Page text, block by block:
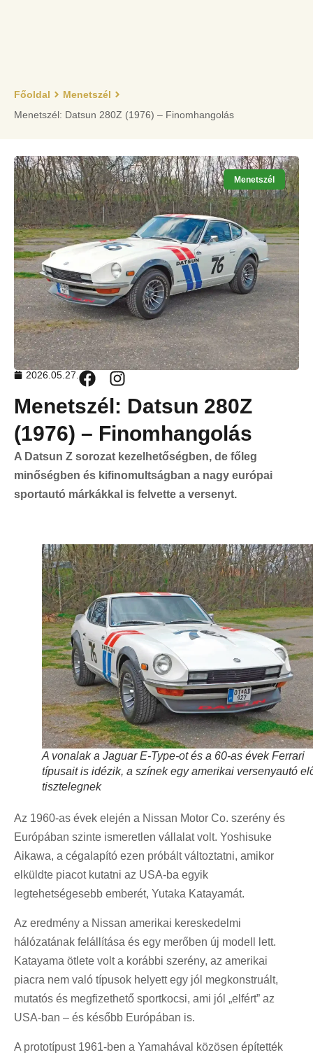
Főoldal
Menetszél
Menetszél: Datsun 280Z (1976) – Finomhangolás
Menetszél
2026.05.27.
Menetszél: Datsun 280Z
(1976) – Finomhangolás
A Datsun Z sorozat kezelhetőségben, de főleg
minőségben és kifinomultságban a nagy európai
sportautó márkákkal is felvette a versenyt.
A vonalak a Jaguar E-Type-ot és a 60-as évek Ferrari
típusait is idézik, a színek egy amerikai versenyautó
tisztelegnek
Az 1960-as évek elején a Nissan Motor Co. szerény és
Európában szinte ismeretlen vállalat volt. Yoshisuke
Aikawa, a cégalapító ezen próbált változtatni, amikor
elküldte piacot kutatni az USA-ba egyik
legtehetségesebb emberét, Yutaka Katayamát.
Az eredmény a Nissan amerikai kereskedelmi
hálózatának felállítása és egy merőben új modell lett.
Katayama ötlete volt a korábbi szerény, az amerikai
piacra nem való típusok helyett egy jól megkonstruált,
mutatós és megfizethető sportkocsi, ami jól „elfért” az
USA-ban – és később Európában is.
A prototípust 1961-ben a Yamahával közösen építették